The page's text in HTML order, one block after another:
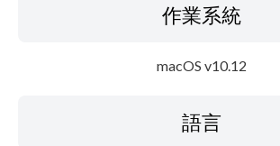
作業系統
macOS v10.12
語言